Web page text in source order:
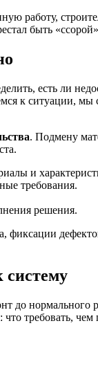
работу,
быть
есть ли
к ситуации, мы
. Подмену
и
требования.
решения.
систему
до нормального
: что требовать,